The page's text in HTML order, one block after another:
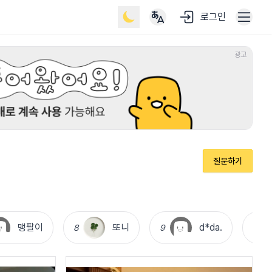
로그인
광고
질문하기
맹팔이 8 또니 9 d*da.